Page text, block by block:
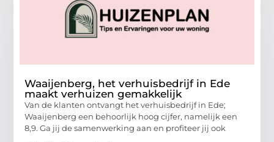
Waaijenberg, het verhuisbedrijf in Ede
maakt verhuizen gemakkelijk
Van de klanten ontvangt het verhuisbedrijf in Ede;
Waaijenberg een behoorlijk hoog cijfer, namelijk een
8,9. Ga jij de samenwerking aan en profiteer jij ook